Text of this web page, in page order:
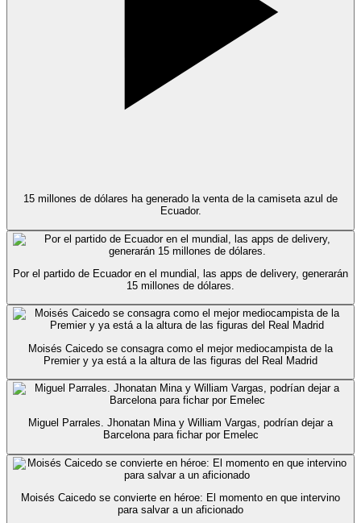
15 millones de dólares ha generado la venta de la camiseta azul de
Ecuador.
Por el partido de Ecuador en el mundial, las apps de delivery, generarán
15 millones de dólares.
Moisés Caicedo se consagra como el mejor mediocampista de la
Premier y ya está a la altura de las figuras del Real Madrid
Miguel Parrales. Jhonatan Mina y William Vargas, podrían dejar a
Barcelona para fichar por Emelec
Moisés Caicedo se convierte en héroe: El momento en que intervino
para salvar a un aficionado